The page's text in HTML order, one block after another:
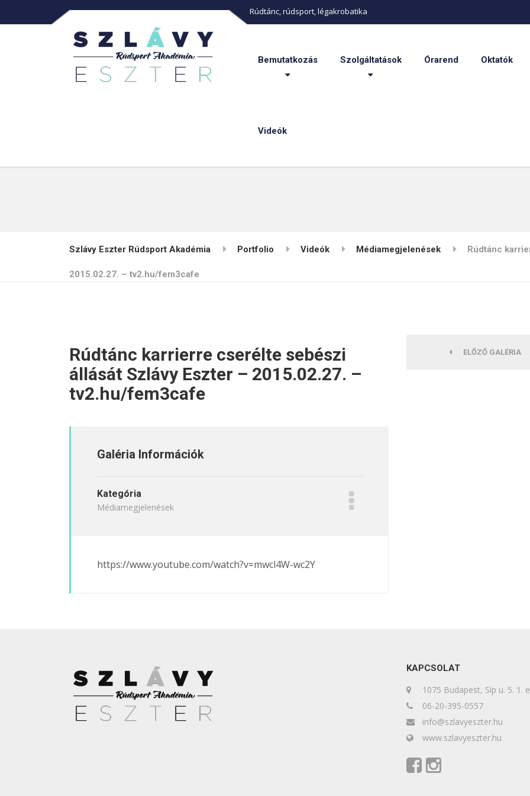
Rúdtánc, rúdsport, légakrobatika
Bemutatkozás Szolgáltatások Órarend Oktatók
Videók
Szlávy Eszter Rúdsport Akadémia Portfolio Videók Médiamegjelenések Rúdtánc
2015.02.27. – tv2.hu/fem3cafe
Rúdtánc karrierre cserélte sebészi
állását Szlávy Eszter – 2015.02.27. –
tv2.hu/fem3cafe
Galéria Információk
Kategória
Médiamegjelenések
https://www.youtube.com/watch?v=mwcl4W-wc2Y
ELŐZŐ GALÉRIA
KAPCSOLAT
1075 Budapest, Síp u. 5. 1.
06-20-395-0557
info@szlavyeszter.hu
www.szlavyeszter.hu